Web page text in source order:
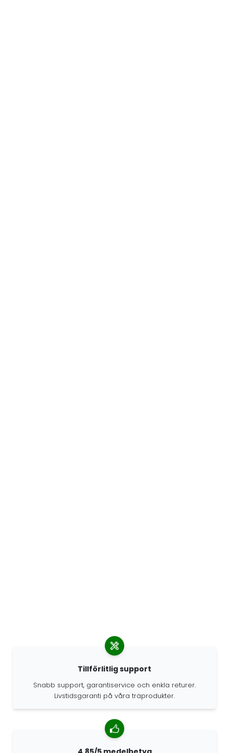
Tillförlitlig support
Snabb support, garantiservice och enkla returer.
Livstidsgaranti på våra träprodukter.